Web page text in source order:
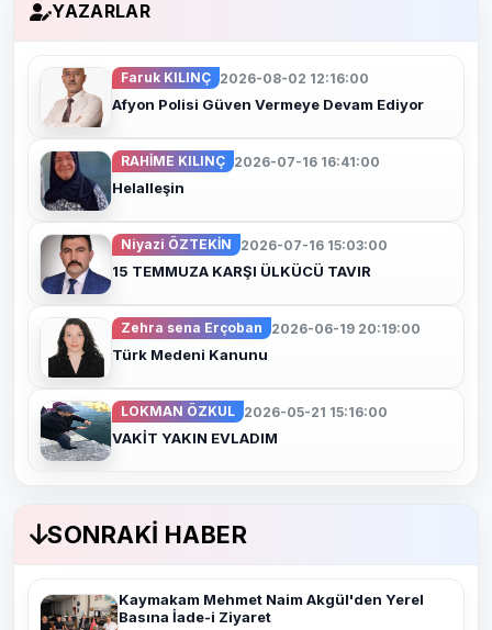
YAZARLAR
Faruk KILINÇ 2026-08-02 12:16:00
Afyon Polisi Güven Vermeye Devam Ediyor
RAHİME KILINÇ 2026-07-16 16:41:00
Helalleşin
Niyazi ÖZTEKİN 2026-07-16 15:03:00
15 TEMMUZA KARŞI ÜLKÜCÜ TAVIR
Zehra sena Erçoban 2026-06-19 20:19:00
Türk Medeni Kanunu
LOKMAN ÖZKUL 2026-05-21 15:16:00
VAKİT YAKIN EVLADIM
SONRAKI HABER
Kaymakam Mehmet Naim Akgül'den Yerel
Basına İade-i Ziyaret